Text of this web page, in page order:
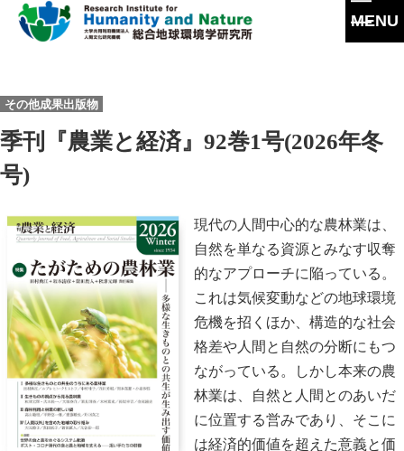
ス
ッ
プ
MENU
研究所概要
所長挨拶
社会連携
沿革
情報公開
施設紹介
交通アクセス
研究活動
研究一覧
スタッフ一覧
過去の研究
研究成果一覧
最新論文
共同利用
共同利用
実験施設
大学院教育
イベント
刊行物
お問い合わせ
その他成果出版物
季刊『農業と経済』92巻1号(2026年冬
号)
現代の人間中心的な農林業は、
自然を単なる資源とみなす収奪
的なアプローチに陥っている。
これは気候変動などの地球環境
危機を招くほか、構造的な社会
格差や人間と自然の分断にもつ
ながっている。しかし本来の農
林業は、自然と人間とのあいだ
に位置する営みであり、そこに
は経済的価値を超えた意義と価